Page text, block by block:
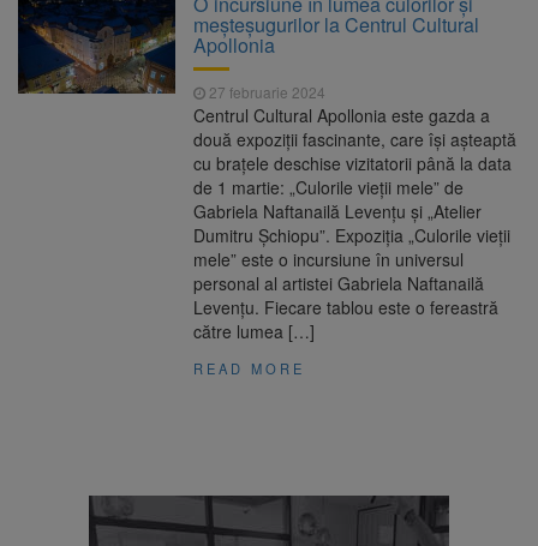
nopții, nu oprirea iluminatului public
7 august 2026
Trafic blocat pe DN1E Brașov
– Poiana Brașov după un accident. Două
persoane primesc îngrijiri medicale
Dosar de evaziune fiscală de
peste 330.000 de lei, clasat la Brașov după
8 august ar putea deveni
Ziua Europeană de Comemorare a Victimelor
Accidentelor de Muncă
meșteșugurilor la Centrul Cultural
Apollonia
27 februarie 2024
Centrul Cultural Apollonia este gazda a
două expoziții fascinante, care își așteaptă
cu brațele deschise vizitatorii până la data
de 1 martie: „Culorile vieții mele” de
Gabriela Naftanailă Levențu și „Atelier
Dumitru Șchiopu”. Expoziția „Culorile vieții
mele” este o incursiune în universul
personal al artistei Gabriela Naftanailă
Levențu. Fiecare tablou este o fereastră
către lumea […]
READ MORE